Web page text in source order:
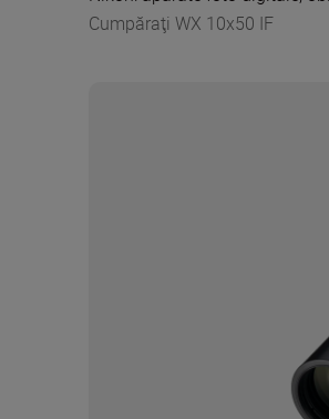
Cumpăraţi WX 10x50 IF